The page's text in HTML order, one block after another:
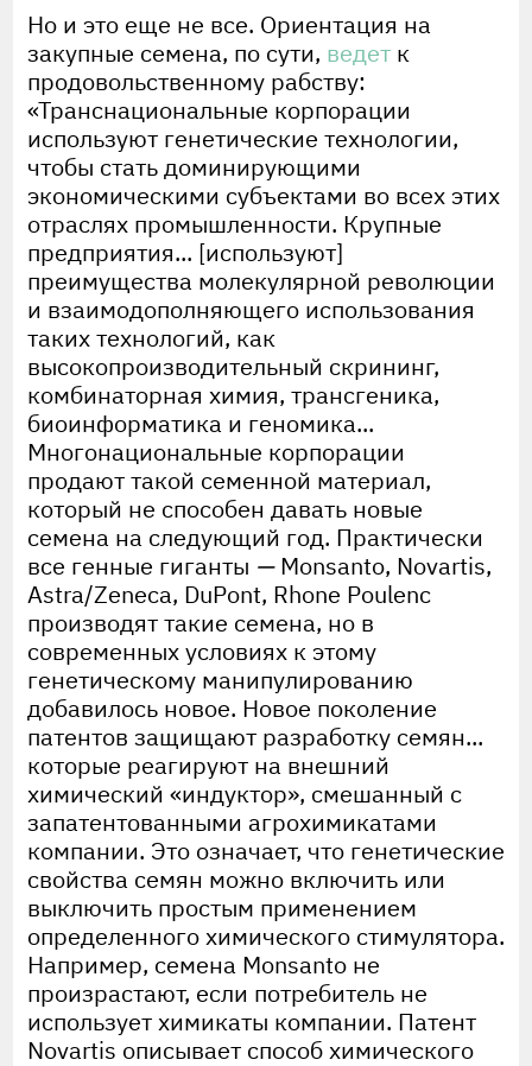
Но и это еще не все. Ориентация на
закупные семена, по сути, ведет к
продовольственному рабству:
«Транснациональные корпорации
используют генетические технологии,
чтобы стать доминирующими
экономическими субъектами во всех этих
отраслях промышленности. Крупные
предприятия... [используют]
преимущества молекулярной революции
и взаимодополняющего использования
таких технологий, как
высокопроизводительный скрининг,
комбинаторная химия, трансгеника,
биоинформатика и геномика...
Многонациональные корпорации
продают такой семенной материал,
который не способен давать новые
семена на следующий год. Практически
все генные гиганты —Monsanto, Novartis,
Astra/Zeneca, DuPont, Rhone Poulenc
производят такие семена, но в
современных условиях к этому
генетическому манипулированию
добавилось новое. Новое поколение
патентов защищают разработку семян...
которые реагируют на внешний
химический «индуктор», смешанный с
запатентованными агрохимикатами
компании. Это означает, что генетические
свойства семян можно включить или
выключить простым применением
определенного химического стимулятора.
Например, семена Monsanto не
произрастают, если потребитель не
использует химикаты компании. Патент
Novartis описывает способ химического